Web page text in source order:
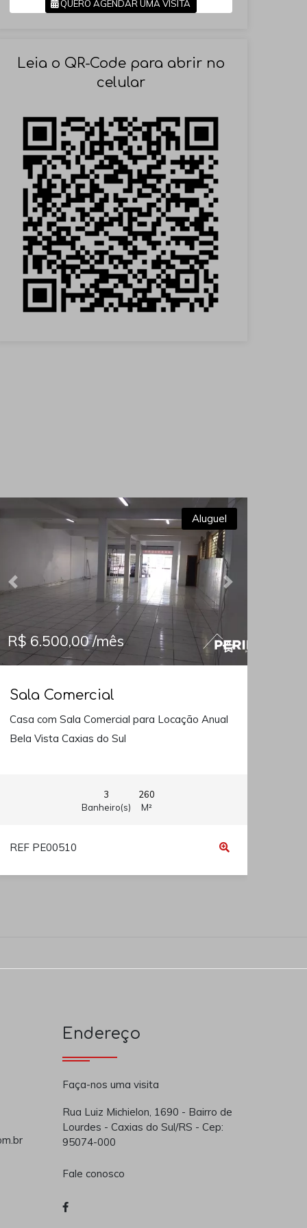
QUERO AGENDAR UMA VISITA
VOLTAR
Leia o QR-Code para abrir no
celular
Previous Next
Aluguel
R$ 6.500,00 /mês
Sala Comercial
Casa com Sala Comercial para Locação Anual
Bela Vista Caxias do Sul
3
Banheiro(s)
260
M²
REF PE00510
Endereço
Faça-nos uma visita
Rua Luiz Michielon, 1690 - Bairro de
Lourdes - Caxias do Sul/RS - Cep:
95074-000
Fale conosco